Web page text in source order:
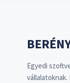
Egyedi